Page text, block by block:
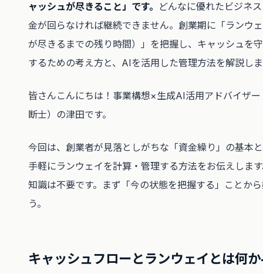
ャッシュが尽きること」です。
どんなに優れたビジネ
金が回らなければ継続できません。創業期に「ランウ
が尽きるまでの残り時間）」を把握し、キャッシュを
するための考え方と、AIを活用した管理方法を解説し
皆さんこんにちは！事業構想×生成AI活用アドバイザ
断士）の津田です。
今回は、創業者が見落としがちな「資金繰り」の基本
手軽にランウェイを計算・管理する方法をお伝えしま
知識は不要です。まず「今の状態を把握する」ことか
う。
キャッシュフローとランウェイとは何